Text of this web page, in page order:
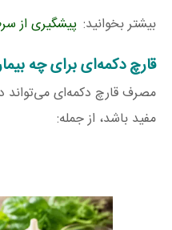
بیشتر بخوانید: پیشگیری از
قارچ دکمه‌ای برای چه
مصرف قارچ دکمه‌ای
مفید باشد، از جمله: